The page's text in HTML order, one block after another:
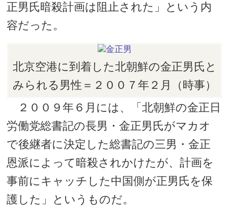
正男氏暗殺計画は阻止された」という内
容だった。
北京空港に到着した北朝鮮の金正男氏と
みられる男性＝２００７年２月（時事）
２００９年６月には、「北朝鮮の金正日
労働党総書記の長男・金正男氏がマカオ
で後継者に決定した総書記の三男・金正
恩派によって暗殺されかけたが、計画を
事前にキャッチした中国側が正男氏を保
護した」というものだ。